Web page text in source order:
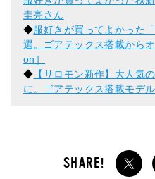
圭亮さん
◆服好きが買ってよかった
選。ゴアテックス搭載から
on］
◆ 【サロモン新作】大人気
に。ゴアテックス搭載モデ